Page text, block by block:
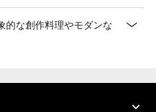
的な創作料理やモダンな